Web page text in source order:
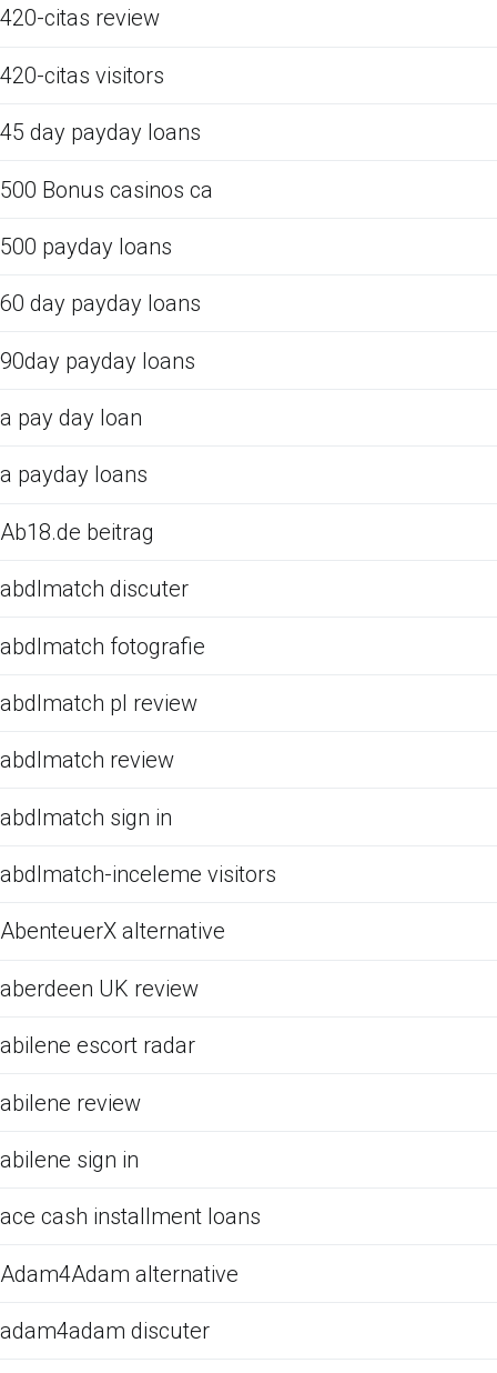
420-citas review
420-citas visitors
45 day payday loans
500 Bonus casinos ca
500 payday loans
60 day payday loans
90day payday loans
a pay day loan
a payday loans
Ab18.de beitrag
abdlmatch discuter
abdlmatch fotografie
abdlmatch pl review
abdlmatch review
abdlmatch sign in
abdlmatch-inceleme visitors
AbenteuerX alternative
aberdeen UK review
abilene escort radar
abilene review
abilene sign in
ace cash installment loans
Adam4Adam alternative
adam4adam discuter